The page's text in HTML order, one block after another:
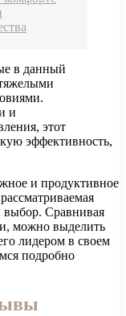
в данный
и
этот
эффективность,
и продуктивное
выбор. Сравнивая
можно выделить
лидером в своем
подробно